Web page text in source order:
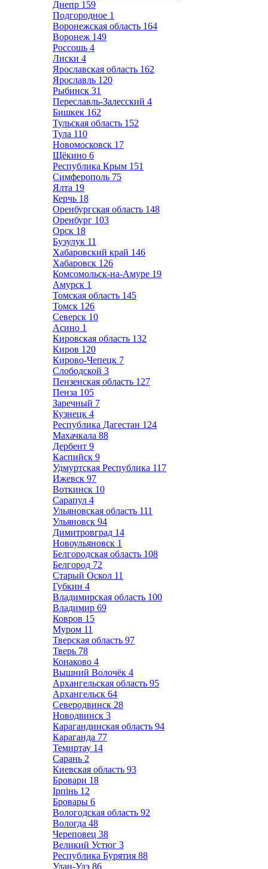
Днепр 159
Подгородное 1
Воронежская область 164
Воронеж 149
Россошь 4
Лиски 4
Ярославская область 162
Ярославль 120
Рыбинск 31
Переславль-Залесский 4
Бишкек 162
Тульская область 152
Тула 110
Новомосковск 17
Щёкино 6
Республика Крым 151
Симферополь 75
Ялта 19
Керчь 18
Оренбургская область 148
Оренбург 103
Орск 18
Бузулук 11
Хабаровский край 146
Хабаровск 126
Комсомольск-на-Амуре 19
Амурск 1
Томская область 145
Томск 126
Северск 10
Асино 1
Кировская область 132
Киров 120
Кирово-Чепецк 7
Слободской 3
Пензенская область 127
Пенза 105
Заречный 7
Кузнецк 4
Республика Дагестан 124
Махачкала 88
Дербент 9
Каспийск 9
Удмуртская Республика 117
Ижевск 97
Воткинск 10
Сарапул 4
Ульяновская область 111
Ульяновск 94
Димитровград 14
Новоульяновск 1
Белгородская область 108
Белгород 72
Старый Оскол 11
Губкин 4
Владимирская область 100
Владимир 69
Ковров 15
Муром 11
Тверская область 97
Тверь 78
Конаково 4
Вышний Волочёк 4
Архангельская область 95
Архангельск 64
Северодвинск 28
Новодвинск 3
Карагандинская область 94
Караганда 77
Темиртау 14
Сарань 2
Киевская область 93
Бровари 18
Ірпінь 12
Бровары 6
Вологодская область 92
Вологда 48
Череповец 38
Великий Устюг 3
Республика Бурятия 88
Улан-Удэ 86